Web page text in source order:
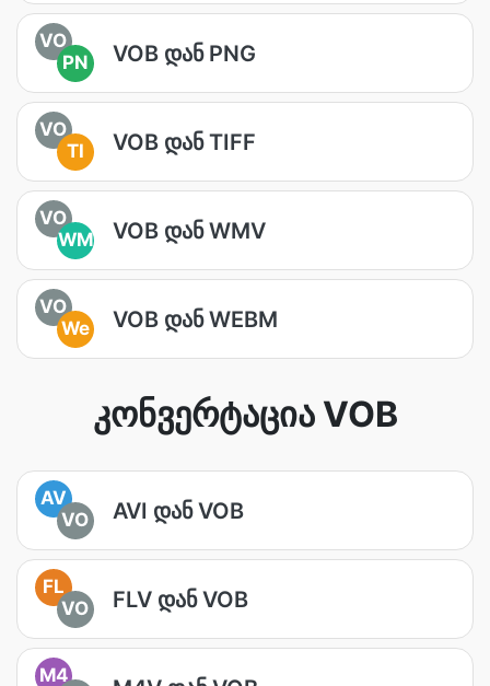
VO
PN
VOB დან PNG
VO
TI
VOB დან TIFF
VO
WM
VOB დან WMV
VO
We
VOB დან WEBM
კონვერტაცია VOB
AV
VO
AVI დან VOB
FL
VO
FLV დან VOB
M4